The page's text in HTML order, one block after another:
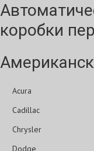
коробки
Acura
Cadillac
Chrysler
Dodge